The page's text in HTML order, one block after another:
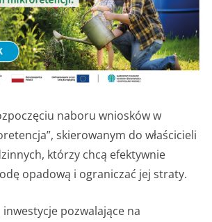
naboru wniosków w
skierowanym do właścicieli
którzy chcą efektywnie
opadową i ograniczać jej straty.
pozwalające na